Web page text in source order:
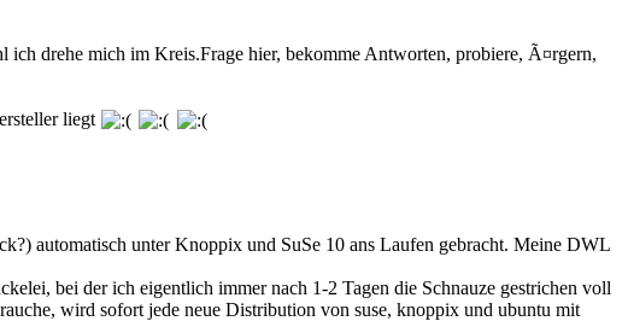
drehe mich im Kreis.Frage hier, bekomme Antworten, probiere, Ã¤rgern,
liegt
automatisch unter Knoppix und SuSe 10 ans Laufen gebracht. Meine DWL
bei der ich eigentlich immer nach 1-2 Tagen die Schnauze gestrichen voll
wird sofort jede neue Distribution von suse, knoppix und ubuntu mit